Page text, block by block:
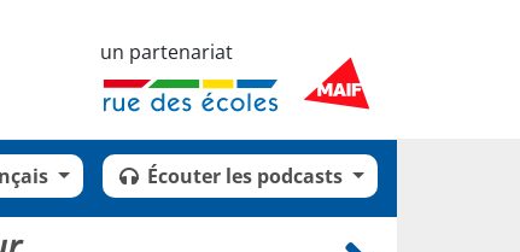
un partenariat
Écouter les podcasts